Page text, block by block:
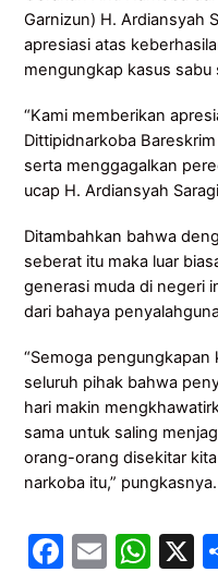
Garnizun) H. Ardiansyah
apresiasi atas
mengungkap kasus
“Kami memberikan
Dittipidnarkoba
serta menggagalkan
ucap H. Ardiansyah
Ditambahkan bahwa
seberat itu maka luar
generasi muda di negeri
dari bahaya
“Semoga pengungkapan
seluruh pihak bahwa
hari makin
sama untuk saling
orang-orang disekitar
narkoba itu,”
F
E
W X